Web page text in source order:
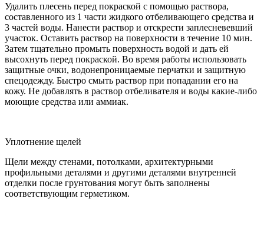
Удалить плесень перед покраской с помощью раствора,
составленного из 1 части жидкого отбеливающего средства и
3 частей воды. Нанести раствор и отскрести заплесневевший
участок. Оставить раствор на поверхности в течение 10 мин.
Затем тщательно промыть поверхность водой и дать ей
высохнуть перед покраской. Во время работы использовать
защитные очки, водонепроницаемые перчатки и защитную
спецодежду. Быстро смыть раствор при попадании его на
кожу. Не добавлять в раствор отбеливателя и воды какие-либо
моющие средства или аммиак.
Уплотнение щелей
Щели между стенами, потолками, архитектурными
профильными деталями и другими деталями внутренней
отделки после грунтования могут быть заполнены
соответствующим герметиком.